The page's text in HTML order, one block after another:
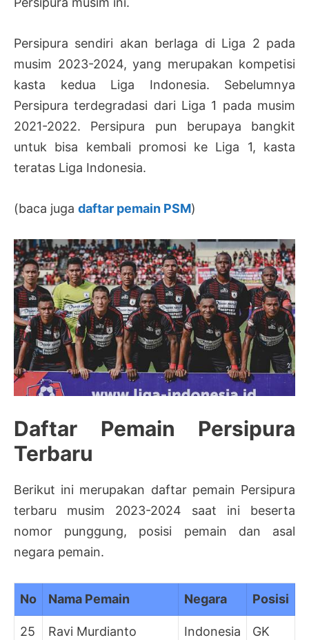
Persipura sendiri akan berlaga di Liga 2 pada
musim 2023-2024, yang merupakan kompetisi
kasta kedua Liga Indonesia. Sebelumnya
Persipura terdegradasi dari Liga 1 pada musim
2021-2022. Persipura pun berupaya bangkit
untuk bisa kembali promosi ke Liga 1, kasta
teratas Liga Indonesia.
(baca juga daftar pemain PSM)
Daftar Pemain Persipura
Terbaru
Berikut ini merupakan daftar pemain Persipura
terbaru musim 2023-2024 saat ini beserta
nomor punggung, posisi pemain dan asal
negara pemain.
No Nama Pemain Negara Posisi
25 Ravi Murdianto Indonesia GK